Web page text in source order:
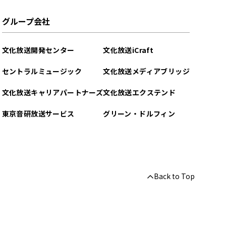
グループ会社
文化放送開発センター
セントラルミュージック
文化放送キャリアパートナーズ
東京音研放送サービス
文化放送iCraft
文化放送メディアブリッジ
文化放送エクステンド
グリーン・ドルフィン
Back to Top